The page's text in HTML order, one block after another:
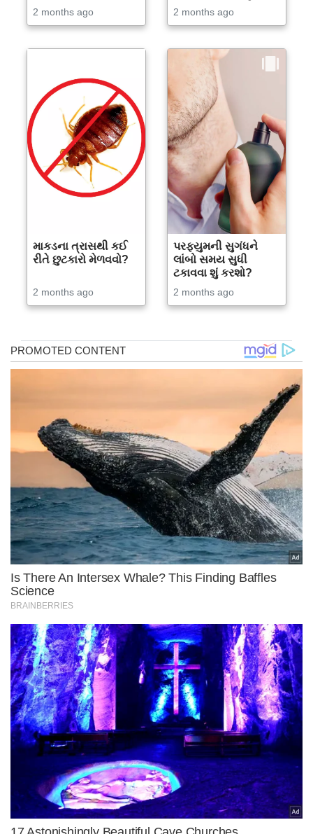
2 months ago 2 months ago
માકડના ત્રાસથી કઈ
રીતે છુટકારો મેળવવો?
2 months ago
પરફ્યુમની સુગંધને
લાંબો સમય સુધી
ટકાવવા શું કરશો?
2 months ago